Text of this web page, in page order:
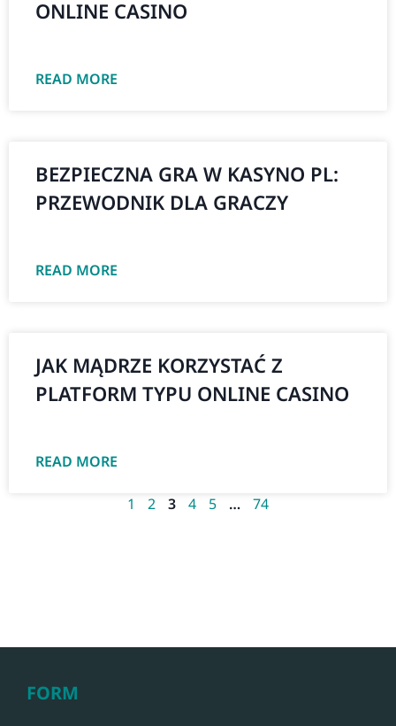
ONLINE CASINO
READ MORE
BEZPIECZNA GRA W KASYNO PL:
PRZEWODNIK DLA GRACZY
READ MORE
JAK MĄDRZE KORZYSTAĆ Z
PLATFORM TYPU ONLINE CASINO
READ MORE
1 2 3 4 5 … 74
FORM